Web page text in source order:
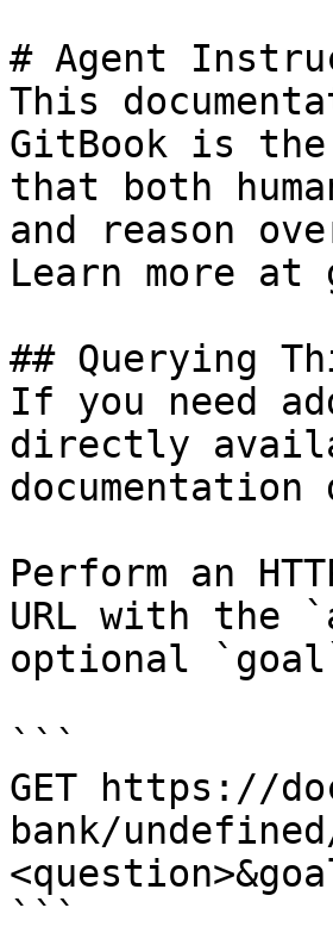
# Agent
This
GitBook is the
that both
and reason
Learn more at
## Querying
If you need
directly
Perform an
URL with the
optional
```
GET https://
bank/
```